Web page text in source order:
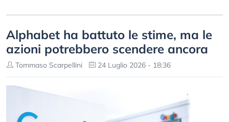
Alphabet ha battuto le stime, ma le
azioni potrebbero scendere ancora
Tommaso Scarpellini 24 Luglio 2026 - 18:36